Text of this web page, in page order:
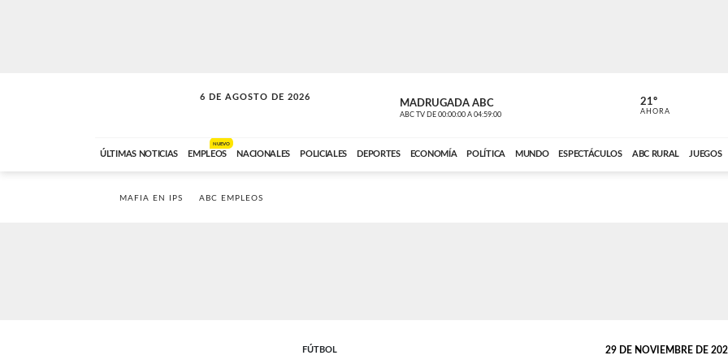
6 DE AGOSTO DE 2026
SOLO MÚSICA MADRUGADA ABC
ABC TV DE 00:00:00 A 04:59:00 ABC CARDINAL
21º
AHORA
ÚLTIMAS NOTICIAS EMPLEOS
NUEVO
NACIONALES POLICIALES DEPORTES ECONOMÍA POLÍTICA MUNDO ESPECTÁCULOS ABC RURAL JUEGOS
MAFIA EN IPS ABC EMPLEOS
FÚTBOL 29 DE NOVIEMBRE DE